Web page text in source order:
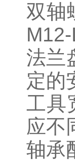
双轴
法兰
定的
工具
应不
轴承